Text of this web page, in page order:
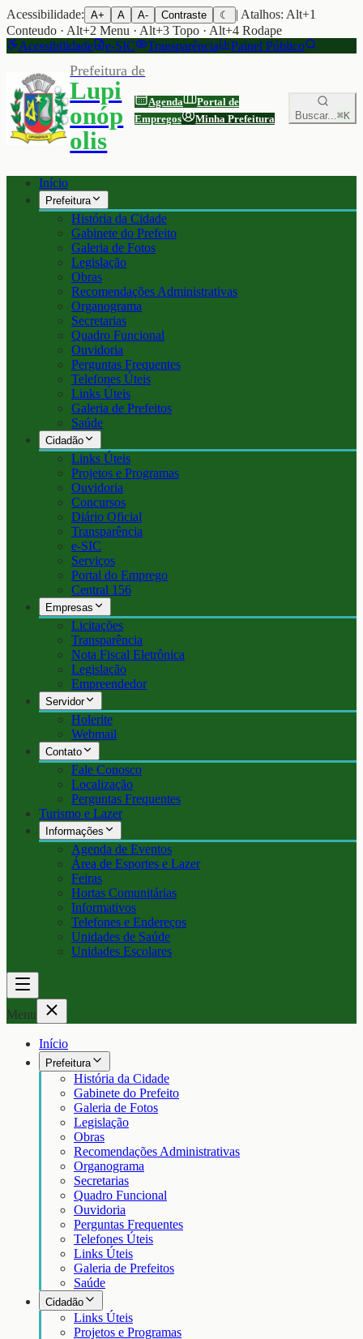
Acessibilidade: A+ A A- Contraste ☾
| Atalhos: Alt+1
Conteudo · Alt+2 Menu · Alt+3 Topo · Alt+4 Rodape
Acessibilidade
e-SIC Transparência Painel Público
Prefeitura de
Lupi
onóp
olis
Agenda
Portal de
Empregos
Minha Prefeitura Buscar...⌘K
Início
Prefeitura
História da Cidade
Gabinete do Prefeito
Galeria de Fotos
Legislação
Obras
Recomendações Administrativas
Organograma
Secretarias
Quadro Funcional
Ouvidoria
Perguntas Frequentes
Telefones Úteis
Links Úteis
Galeria de Prefeitos
Saúde
Cidadão
Links Úteis
Projetos e Programas
Ouvidoria
Concursos
Diário Oficial
Transparência
e-SIC
Serviços
Portal do Emprego
Central 156
Empresas
Licitações
Transparência
Nota Fiscal Eletrônica
Legislação
Empreendedor
Servidor
Holerite
Webmail
Contato
Fale Conosco
Localização
Perguntas Frequentes
Turismo e Lazer
Informações
Agenda de Eventos
Área de Esportes e Lazer
Feiras
Hortas Comunitárias
Informativos
Telefones e Endereços
Unidades de Saúde
Unidades Escolares
Menu
Início
Prefeitura
História da Cidade
Gabinete do Prefeito
Galeria de Fotos
Legislação
Obras
Recomendações Administrativas
Organograma
Secretarias
Quadro Funcional
Ouvidoria
Perguntas Frequentes
Telefones Úteis
Links Úteis
Galeria de Prefeitos
Saúde
Cidadão
Links Úteis
Projetos e Programas